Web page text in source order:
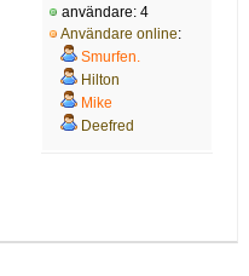
användare: 4
Användare online:
Smurfen.
Hilton
Mike
Deefred